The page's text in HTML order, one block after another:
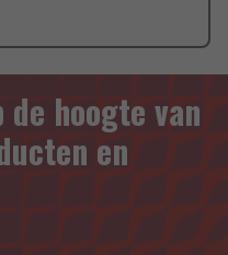
de hoogte van
en